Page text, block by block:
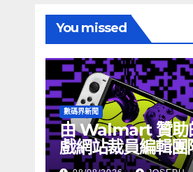
You missed
數碼界新聞
由 Walmart 贊助
戲網站裁員編輯團